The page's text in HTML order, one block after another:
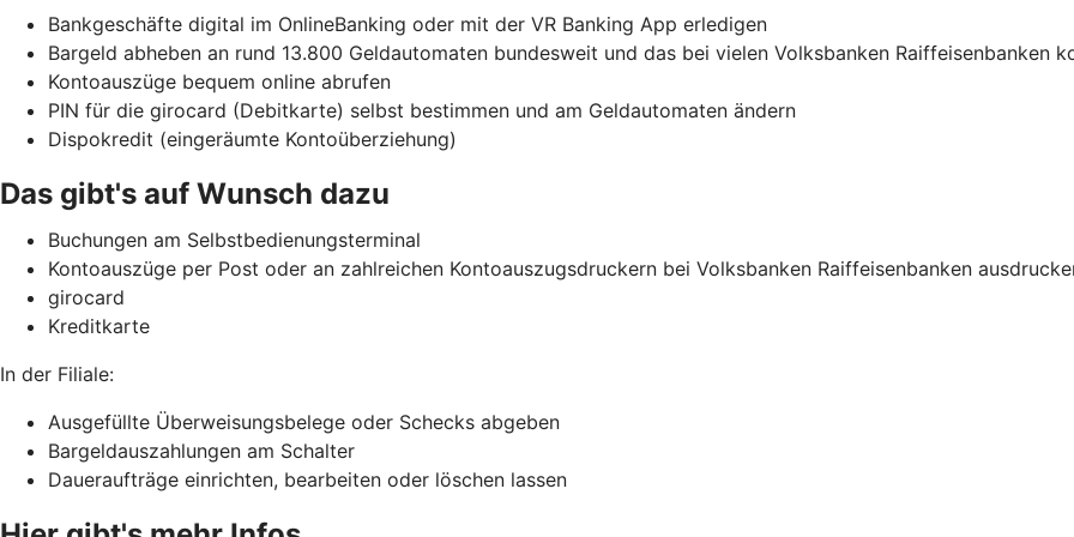
Bankgeschäfte digital im OnlineBanking oder mit der VR Banking App erledigen
Bargeld abheben an rund 13.800 Geldautomaten bundesweit und das bei vielen Volksbanken Raiffeisenbanken
Kontoauszüge bequem online abrufen
PIN für die girocard (Debitkarte) selbst bestimmen und am Geldautomaten ändern
Dispokredit (eingeräumte Kontoüberziehung)
Das gibt's auf Wunsch dazu
Buchungen am Selbstbedienungsterminal
Kontoauszüge per Post oder an zahlreichen Kontoauszugsdruckern bei Volksbanken Raiffeisenbanken
girocard
Kreditkarte
In der Filiale:
Ausgefüllte Überweisungsbelege oder Schecks abgeben
Bargeldauszahlungen am Schalter
Daueraufträge einrichten, bearbeiten oder löschen lassen